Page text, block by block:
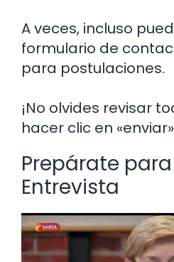
A veces, incluso
formulario de
para postulaciones.
¡No olvides revisar
hacer clic en
Prepárate
Entrevista